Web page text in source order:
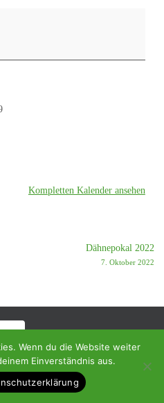
Kompletten Kalender ansehen
Dähnepokal 2022
7. Oktober 2022
Präsentiert von Tempera
Wenn du die Website weiter
Einverständnis aus.